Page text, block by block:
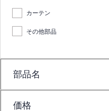
カーテン
その他部品
部品名
価格